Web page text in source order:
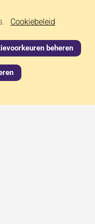
Cookiebeleid
beheren